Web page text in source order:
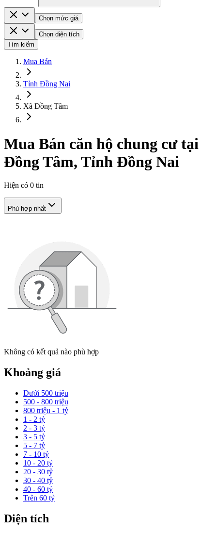
Chọn mức giá
Chọn diện tích
Tìm kiếm
Mua Bán
Tỉnh Đồng Nai
Xã Đồng Tâm
Mua Bán căn hộ chung cư tại
Đồng Tâm, Tỉnh Đồng Nai
Hiện có 0 tin
Phù hợp nhất
Không có kết quả nào phù hợp
Khoảng giá
Dưới 500 triệu
500 - 800 triệu
800 triệu - 1 tỷ
1 - 2 tỷ
2 - 3 tỷ
3 - 5 tỷ
5 - 7 tỷ
7 - 10 tỷ
10 - 20 tỷ
20 - 30 tỷ
30 - 40 tỷ
40 - 60 tỷ
Trên 60 tỷ
Diện tích